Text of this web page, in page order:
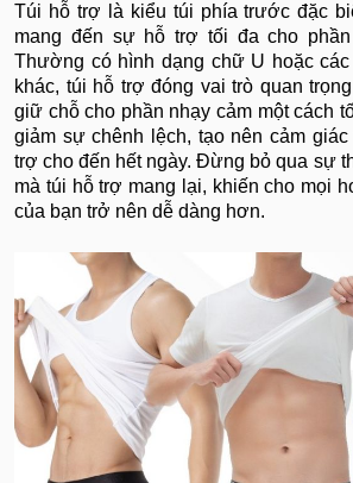
Túi hỗ trợ là kiểu túi phía trước đặc
mang đến sự hỗ trợ tối đa cho
Thường có hình dạng chữ U hoặc
khác, túi hỗ trợ đóng vai trò quan
giữ chỗ cho phần nhạy cảm một cách
giảm sự chênh lệch, tạo nên cảm
trợ cho đến hết ngày. Đừng bỏ qua sự
mà túi hỗ trợ mang lại, khiến cho mọi
của bạn trở nên dễ dàng hơn.